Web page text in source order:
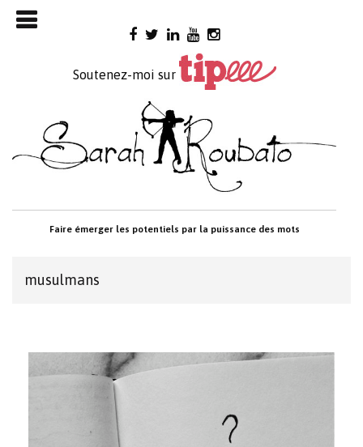
Skip
to
Soutenez-moi sur
Faire émerger les potentiels par la puissance des mots

musulmans